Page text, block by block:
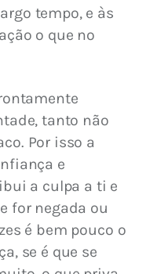
tempo, e às
o que no
tanto não
Por isso a
e
a culpa a ti e
for negada ou
é bem pouco o
se é que se